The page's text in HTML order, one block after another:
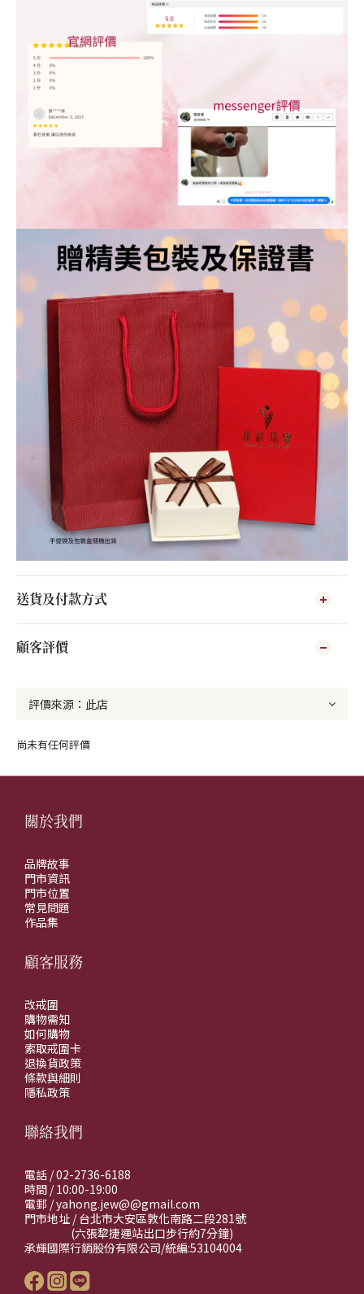
送貨及付款方式
顧客評價
尚未有任何評價
關於我們
品牌故事
門市資訊
門市位置
常見問題
作品集
顧客服務
改戒圍
購物需知
如何購物
索取戒圍卡
退換貨政策
條款與細則
隱私政策
聯絡我們
電話 / 02-2736-6188
時間 / 10:00-19:00
電郵 / yahong.jew@@gmail.com
門市地址 / 台北市大安區敦化南路二段281號
(六張犂捷運站出口步行約7分鐘)
承輝國際行銷股份有限公司/統編:53104004